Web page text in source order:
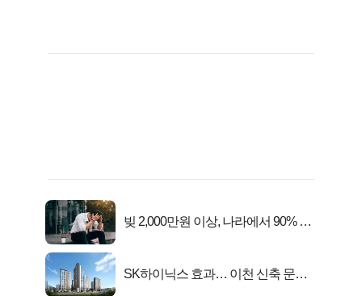
빚 2,000만원 이상, 나라에서 90% 갚
SK하이닉스 효과… 이천 신축 문의